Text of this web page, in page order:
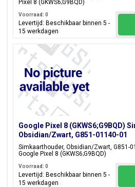
Pixel 8 (GKWS6;G9BQD)
Voorraad: 0
Levertijd: Beschikbaar binnen 5 -
15 werkdagen
Google Pixel 8 (GKWS6;G9BQD)
Obsidian/Zwart, G851-01140-01
Simkaarthouder, Obsidian/Zwart, G851-
Google Pixel 8 (GKWS6;G9BQD)
Voorraad: 0
Levertijd: Beschikbaar binnen 5 -
15 werkdagen